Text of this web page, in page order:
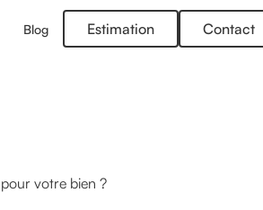
Blog Estimation Contact
votre bien ?